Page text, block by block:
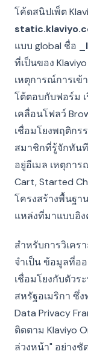
โค้ดสนิปเพ็ต
แบบ global ชื่อ
ที่เป็นของ
เหตุการณ์การเ
โต้ตอบกับฟอร์ม
เคลื่อนโฟลว์
เชื่อมโยงพฤติกร
สมาชิกที่รู้จักทัน
อยู่อีเมล เหตุกา
Cart, Started
โครงสร้างพื้นฐา
แหล่งที่มาแบบอิง
สำหรับการวิเคร
จำเป็น ข้อมูลที่อ
เชื่อมโยงกับตัวร
สหรัฐอเมริกา ซึ่
Data Privacy
ติดตาม Klaviyo
ล่วงหน้า" อย่างชั